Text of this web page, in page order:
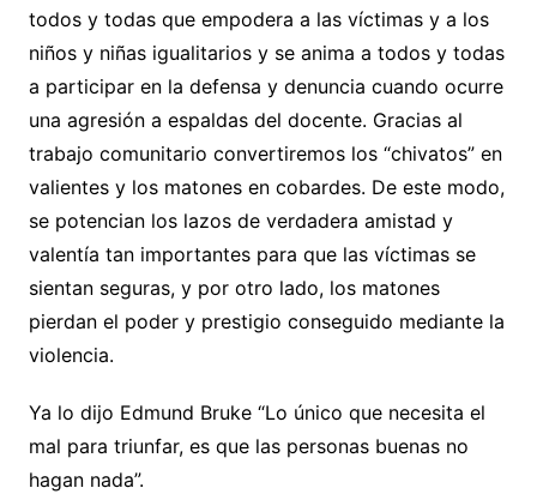
todos y todas que empodera a las víctimas y a los
niños y niñas igualitarios y se anima a todos y todas
a participar en la defensa y denuncia cuando ocurre
una agresión a espaldas del docente. Gracias al
trabajo comunitario convertiremos los “chivatos” en
valientes y los matones en cobardes. De este modo,
se potencian los lazos de verdadera amistad y
valentía tan importantes para que las víctimas se
sientan seguras, y por otro lado, los matones
pierdan el poder y prestigio conseguido mediante la
violencia.
Ya lo dijo Edmund Bruke “Lo único que necesita el
mal para triunfar, es que las personas buenas no
hagan nada”.